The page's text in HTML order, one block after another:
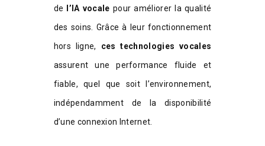
de l’IA vocale pour améliorer la qualité
des soins. Grâce à leur fonctionnement
hors ligne, ces technologies vocales
assurent une performance fluide et
fiable, quel que soit l’environnement,
indépendamment de la disponibilité
d’une connexion Internet.